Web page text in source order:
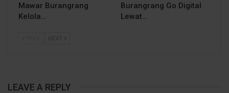
Mawar Burangrang
Kelola…
Burangrang Go Digital
Lewat…
NEXT
LEAVE A REPLY